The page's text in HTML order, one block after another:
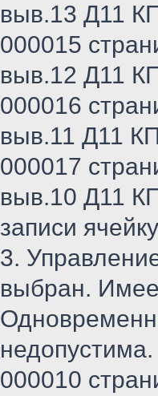
выв.13 Д11
000015
выв.12 Д11
000016
выв.11 Д11
000017
выв.10 Д11
записи
3.
выбран.
недопустима.
000010